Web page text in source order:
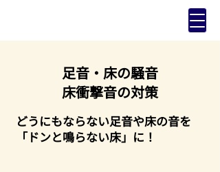
足音・床の騒音
​床衝撃音の対策
​どうにもならない足音や床の音を
「ドンと鳴らない床」に！